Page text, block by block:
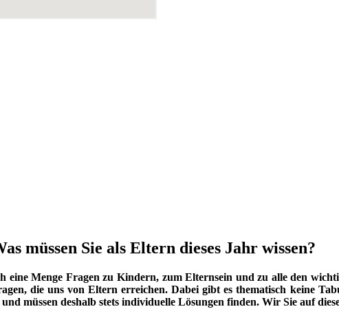
müssen Sie als Eltern dieses Jahr wissen?
Menge Fragen zu Kindern, zum Elternsein und zu alle den
die uns von Eltern erreichen. Dabei gibt es thematisch keine
müssen deshalb stets individuelle Lösungen finden. Wir Sie auf